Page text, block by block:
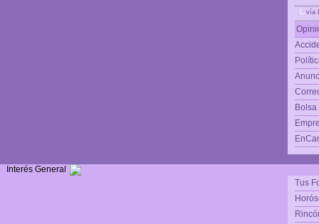
vía
Interés General
Tus